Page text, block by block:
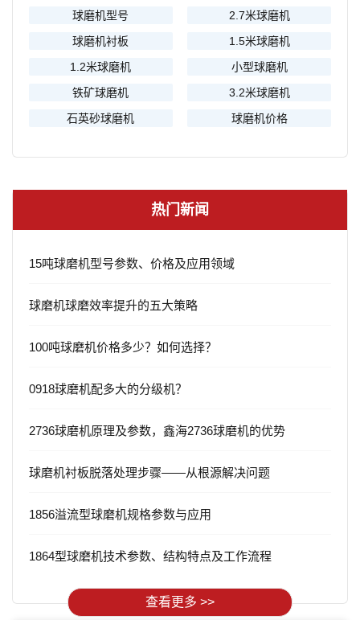
球磨机型号
2.7米球磨机
球磨机衬板
1.5米球磨机
1.2米球磨机
小型球磨机
铁矿球磨机
3.2米球磨机
石英砂球磨机
球磨机价格
热门新闻
15吨球磨机型号参数、价格及应用领域
球磨机球磨效率提升的五大策略
100吨球磨机价格多少？如何选择？
0918球磨机配多大的分级机？
2736球磨机原理及参数，鑫海2736球磨机的优势
球磨机衬板脱落处理步骤——从根源解决问题
1856溢流型球磨机规格参数与应用
1864型球磨机技术参数、结构特点及工作流程
查看更多 >>